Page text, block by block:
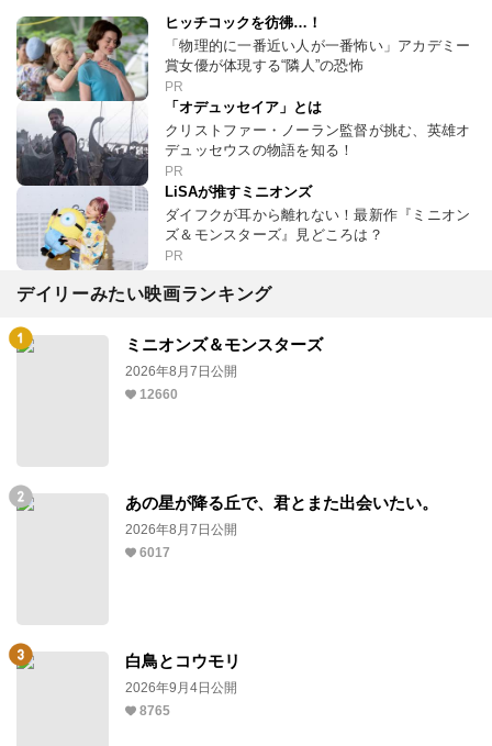
ヒッチコックを彷彿…！
「物理的に一番近い人が一番怖い」アカデミー
賞女優が体現する“隣人”の恐怖
PR
「オデュッセイア」とは
クリストファー・ノーラン監督が挑む、英雄オ
デュッセウスの物語を知る！
PR
LiSAが推すミニオンズ
ダイフクが耳から離れない！最新作『ミニオン
ズ＆モンスターズ』見どころは？
PR
デイリーみたい映画ランキング
ミニオンズ＆モンスターズ
2026年8月7日公開
12660
あの星が降る丘で、君とまた出会いたい。
2026年8月7日公開
6017
白鳥とコウモリ
2026年9月4日公開
8765